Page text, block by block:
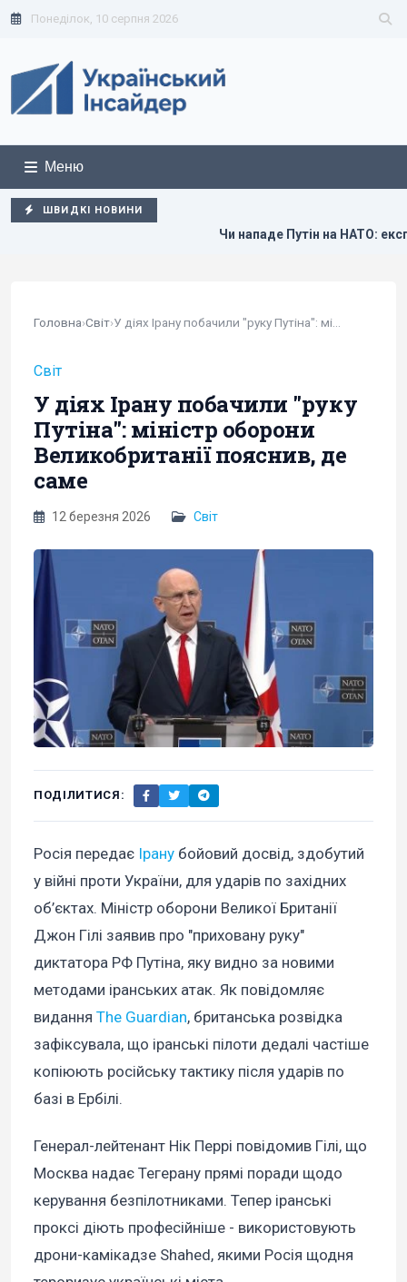
Понеділок, 10 серпня 2026
Меню
ШВИДКІ НОВИНИ
Чи нападе Путін на НАТО: експерт
Головна›Світ›
Світ
У діях Ірану побачили "руку
Путіна": міністр оборони
Великобританії пояснив, де
саме
12 березня 2026 Світ
ПОДІЛИТИСЯ:
Росія передає Ірану бойовий досвід, здобутий
у війні проти України, для ударів по західних
об’єктах. Міністр оборони Великої Британії
Джон Гілі заявив про "приховану руку"
диктатора РФ Путіна, яку видно за новими
методами іранських атак. Як повідомляє
видання The Guardian, британська розвідка
зафіксувала, що іранські пілоти дедалі частіше
копіюють російську тактику після ударів по
базі в Ербілі.
Генерал-лейтенант Нік Перрі повідомив Гілі, що
Москва надає Тегерану прямі поради щодо
керування безпілотниками. Тепер іранські
проксі діють професійніше - використовують
дрони-камікадзе Shahed, якими Росія щодня